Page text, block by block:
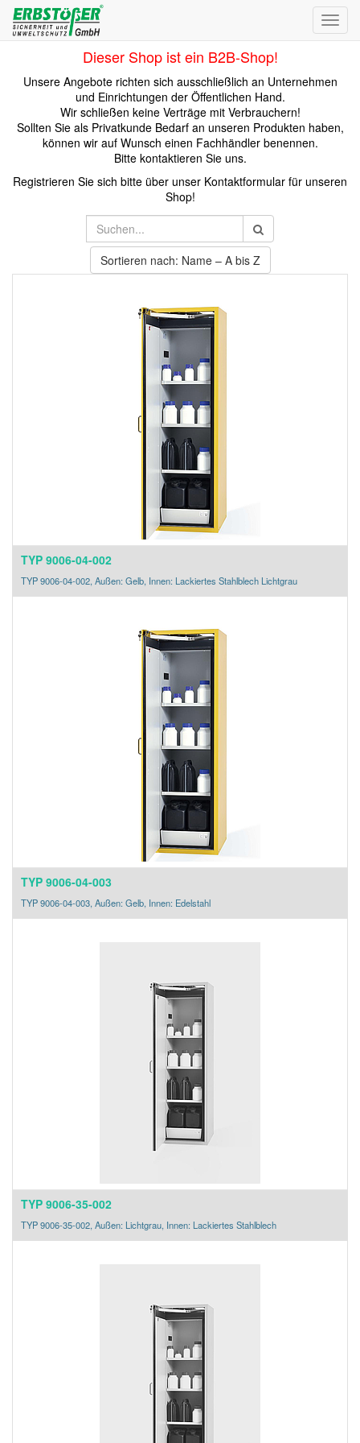
Dieser Shop ist ein B2B-Shop!
Unsere Angebote richten sich ausschließlich an Unternehmen
und Einrichtungen der Öffentlichen Hand.
Wir schließen keine Verträge mit Verbrauchern!
Sollten Sie als Privatkunde Bedarf an unseren Produkten haben,
können wir auf Wunsch einen Fachhändler benennen.
Bitte kontaktieren Sie uns.
Registrieren Sie sich bitte über unser Kontaktformular für unseren
Shop!
Sortieren nach: Name – A bis Z
TYP 9006-04-002
TYP 9006-04-002, Außen: Gelb, Innen: Lackiertes Stahlblech Lichtgrau
TYP 9006-04-003
TYP 9006-04-003, Außen: Gelb, Innen: Edelstahl
TYP 9006-35-002
TYP 9006-35-002, Außen: Lichtgrau, Innen: Lackiertes Stahlblech